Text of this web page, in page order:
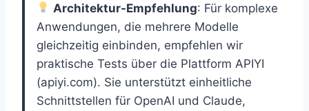
Architektur-Empfehlung: Für komplexe
Anwendungen, die mehrere Modelle
gleichzeitig einbinden, empfehlen wir
praktische Tests über die Plattform APIYI
(apiyi.com). Sie unterstützt einheitliche
Schnittstellen für OpenAI und Claude,